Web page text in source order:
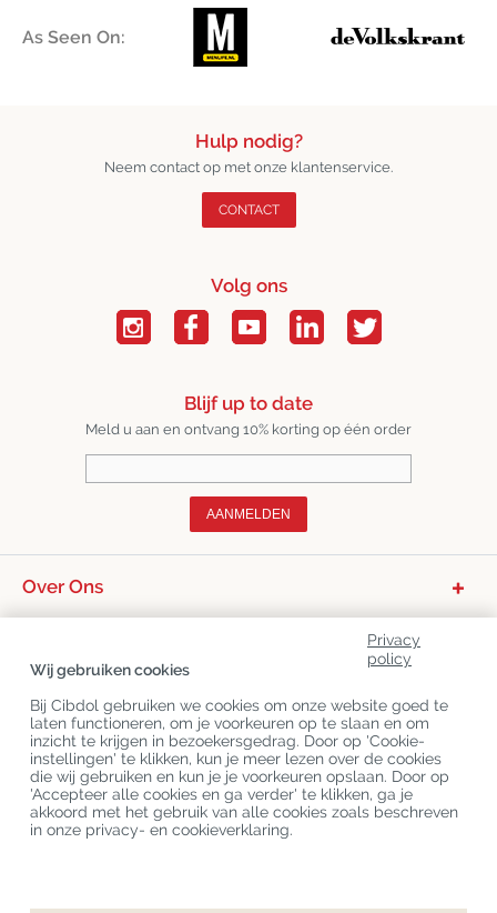
As Seen On:
Hulp nodig?
Neem contact op met onze klantenservice.
CONTACT
Volg ons
Blijf up to date
Meld u aan en ontvang 10% korting op één order
AANMELDEN
Over Ons
Klantenservice
Laatste CBD Blogs
Privacy
policy
Wij gebruiken cookies
Bij Cibdol gebruiken we cookies om onze website goed te
laten functioneren, om je voorkeuren op te slaan en om
inzicht te krijgen in bezoekersgedrag. Door op 'Cookie-
instellingen' te klikken, kun je meer lezen over de cookies
die wij gebruiken en kun je je voorkeuren opslaan. Door op
'Accepteer alle cookies en ga verder' te klikken, ga je
akkoord met het gebruik van alle cookies zoals beschreven
in onze privacy- en cookieverklaring.
Copyright © Cibdol
Last updated 09-08-2026
Cibdol bv , Handelsweg 1a, 5492NL Sint-Oedenrode, the Netherlands
KvK: 76495035 VAT: NL860644923B01